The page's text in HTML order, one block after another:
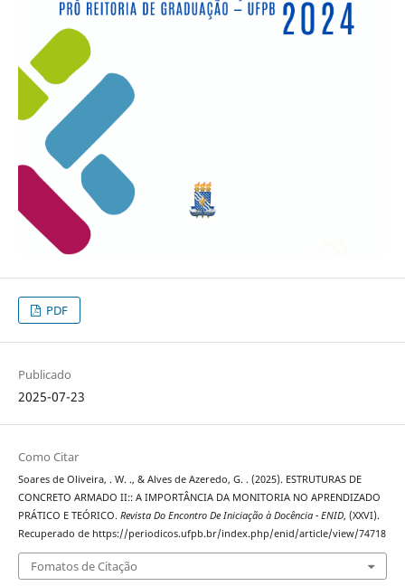
PDF
Publicado
2025-07-23
Como Citar
Soares de Oliveira, . W. ., & Alves de Azeredo, G. . (2025). ESTRUTURAS DE
CONCRETO ARMADO II:: A IMPORTÂNCIA DA MONITORIA NO APRENDIZADO
PRÁTICO E TEÓRICO. Revista Do Encontro De Iniciação à Docência - ENID, (XXVI).
Recuperado de https://periodicos.ufpb.br/index.php/enid/article/view/74718
Fomatos de Citação